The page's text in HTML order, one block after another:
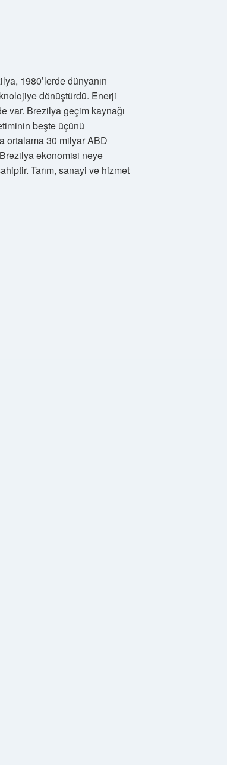
1980’lerde dünyanın
dönüştürdü. Enerji
var. Brezilya geçim kaynağı
beşte üçünü
ortalama 30 milyar ABD
ekonomisi neye
Tarım, sanayi ve hizmet